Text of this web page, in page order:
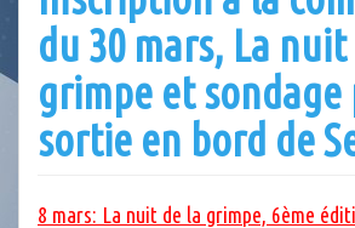
du 30 mars, La
grimpe et sondage
sortie en bord de
8 mars: La nuit de la grimpe, 6ème